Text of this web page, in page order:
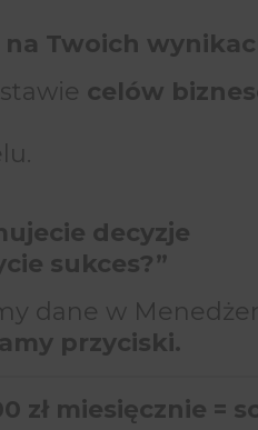
na Twoich
celów
decyzje
sukces?”
dane w
przyciski.
zł miesięcznie =